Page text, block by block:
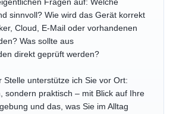
Fragen auf: Welche
sinnvoll? Wie wird das Gerät korrekt
Cloud, E-Mail oder vorhandenen
Was sollte aus
direkt geprüft werden?
Stelle unterstütze ich Sie vor Ort:
sondern praktisch – mit Blick auf Ihre
und das, was Sie im Alltag